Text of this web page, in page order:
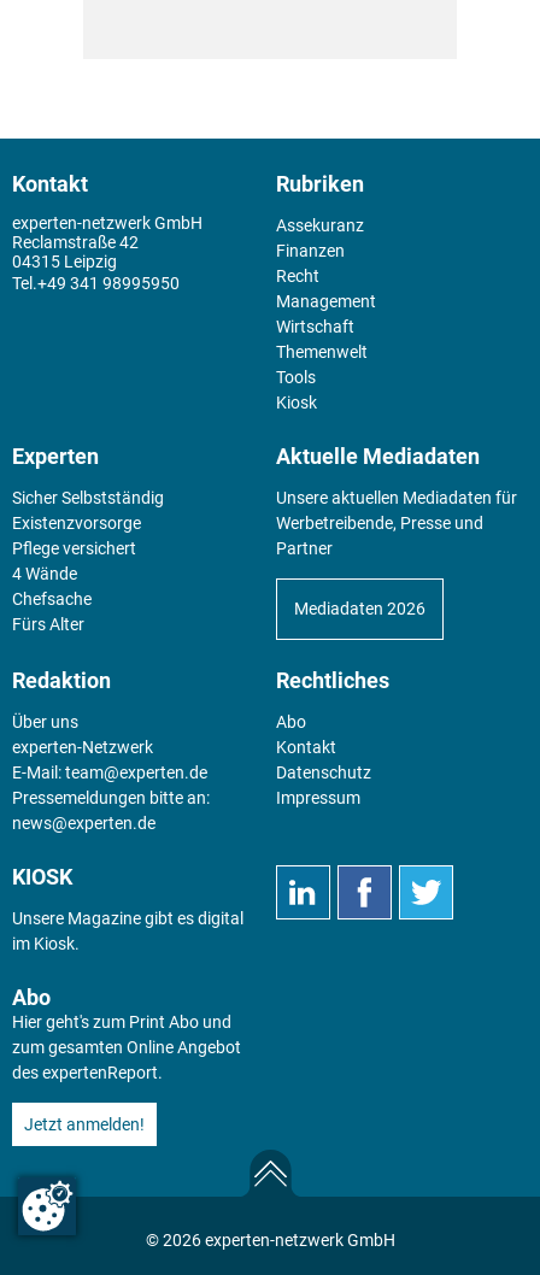
Kontakt
experten-netzwerk GmbH
Reclamstraße 42
04315 Leipzig
+49 341 98995950
Rubriken
Assekuranz
Finanzen
Recht
Management
Wirtschaft
Themenwelt
Tools
Kiosk
Experten
Sicher Selbstständig
Existenz­vorsorge
Pflege versichert
4 Wände
Chefsache
Fürs Alter
Aktuelle Mediadaten
Unsere aktuellen Mediadaten für
Werbetreibende, Presse und
Partner
Mediadaten 2026
Redaktion
Über uns
experten-Netzwerk
E-Mail:team@experten.de
Pressemeldungen bitte an:
news@experten.de
Rechtliches
Abo
Kontakt
Datenschutz
Impressum
KIOSK
Unsere Magazine gibt es digital
im Kiosk.
Abo
Hier geht's zum Print Abo und
zum gesamten Online Angebot
des expertenReport.
Jetzt anmelden!
© 2026 experten-netzwerk GmbH